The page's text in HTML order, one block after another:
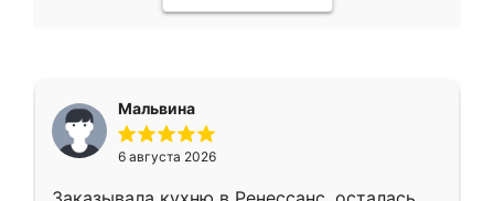
Мальвина
6 августа 2026